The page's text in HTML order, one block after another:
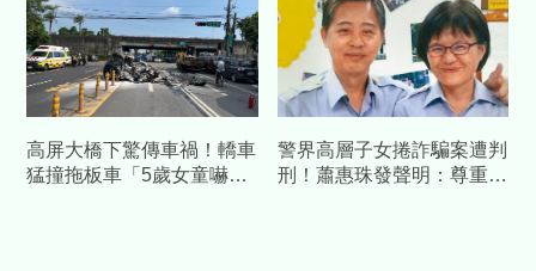
高屏大橋下驚傳車禍！轎車
猛撞拖板車「5歲女童嚇
警界高層子女捲詐騙案遭判
刑！蕭惠珠發聲明：尊重判